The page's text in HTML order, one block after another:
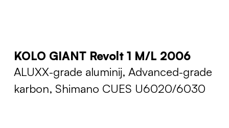
KOLO GIANT Revolt 1 M/L 2006
ALUXX-grade aluminij, Advanced-grade
karbon, Shimano CUES U6020/6030